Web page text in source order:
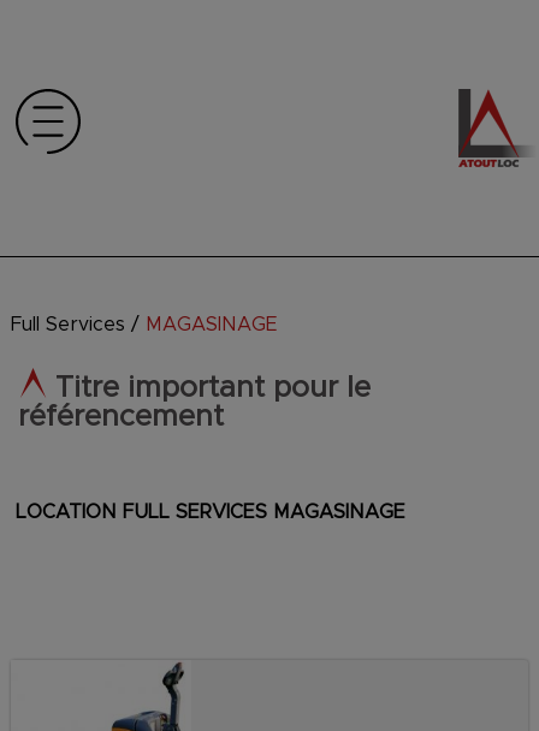
Full Services / MAGASINAGE
Titre important pour le
référencement
LOCATION FULL SERVICES MAGASINAGE